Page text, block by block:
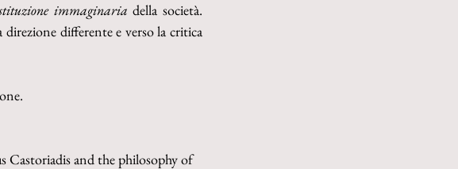
immaginaria della società.
differente e verso la critica
Castoriadis and the philosophy of